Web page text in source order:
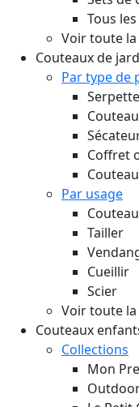
Tous
Voir toute
Couteaux de
Par type de
Coffret
Par usage
Tailler
Cueillir
Scier
Voir toute
Couteaux
Collections
Mon